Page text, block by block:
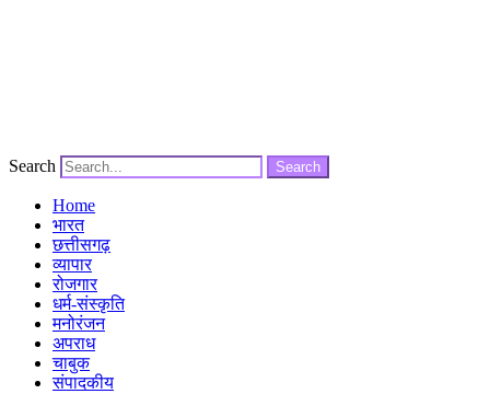
Search Search
Home
भारत
छत्तीसगढ़
व्यापार
रोजगार
धर्म-संस्कृति
मनोरंजन
अपराध
चाबुक
संपादकीय